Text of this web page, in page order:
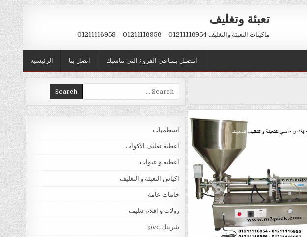
تعبئة وتغليف
ماكينات التعبئة والتغليف 01211116954 – 01211116956 – 01211116958
الرئيسيه اتصل بنا اتـصـل بـنـا في الفروع التي تناسبك
Search
for:
اسطمبات
اغطية تغليف الاكواب
اغطية و عبوات
اكياس التعبئة و التغليف
خامات عامة
رولات و افلام تغليف
شرينك pvc